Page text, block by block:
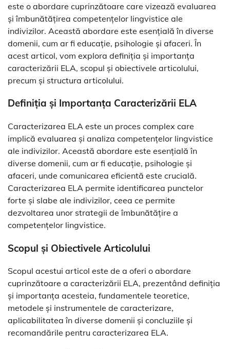
este o abordare cuprinzătoare care vizează evaluarea
și îmbunătățirea competențelor lingvistice ale
indivizilor. Această abordare este esențială în diverse
domenii, cum ar fi educație, psihologie și afaceri. În
acest articol, vom explora definiția și importanța
caracterizării ELA, scopul și obiectivele articolului,
precum și structura articolului.
Definiția și Importanța Caracterizării ELA
Caracterizarea ELA este un proces complex care
implică evaluarea și analiza competențelor lingvistice
ale indivizilor. Această abordare este esențială în
diverse domenii, cum ar fi educație, psihologie și
afaceri, unde comunicarea eficientă este crucială.
Caracterizarea ELA permite identificarea punctelor
forte și slabe ale indivizilor, ceea ce permite
dezvoltarea unor strategii de îmbunătățire a
competențelor lingvistice.
Scopul și Obiectivele Articolului
Scopul acestui articol este de a oferi o abordare
cuprinzătoare a caracterizării ELA, prezentând definiția
și importanța acesteia, fundamentele teoretice,
metodele și instrumentele de caracterizare,
aplicabilitatea în diverse domenii și concluziile și
recomandările pentru caracterizarea ELA.